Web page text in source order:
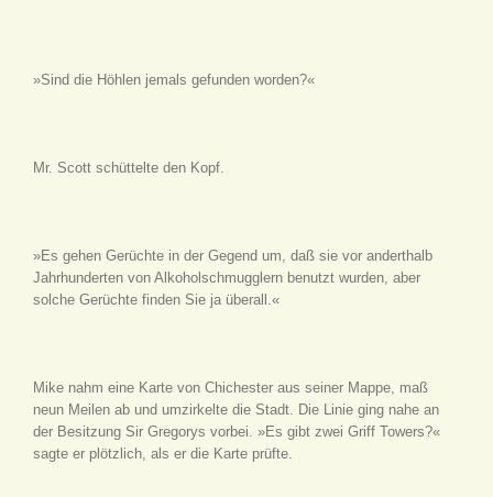
»Sind die Höhlen jemals gefunden worden?«
Mr. Scott schüttelte den Kopf.
»Es gehen Gerüchte in der Gegend um, daß sie vor anderthalb
Jahrhunderten von Alkoholschmugglern benutzt wurden, aber
solche Gerüchte finden Sie ja überall.«
Mike nahm eine Karte von Chichester aus seiner Mappe, maß
neun Meilen ab und umzirkelte die Stadt. Die Linie ging nahe an
der Besitzung Sir Gregorys vorbei. »Es gibt zwei Griff Towers?«
sagte er plötzlich, als er die Karte prüfte.